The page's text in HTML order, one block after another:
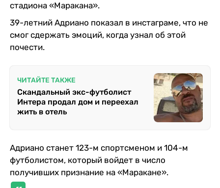
стадиона «Маракана».
39-летний Адриано показал в инстаграме, что не
смог сдержать эмоций, когда узнал об этой
почести.
ЧИТАЙТЕ ТАКЖЕ
Скандальный экс-футболист
Интера продал дом и переехал
жить в отель
Адриано станет 123-м спортсменом и 104-м
футболистом, который войдет в число
получивших признание на «Маракане».